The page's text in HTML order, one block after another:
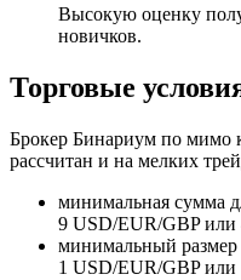
Высокую оценку
новичков.
Торговые
Брокер Бинариум по мимо
рассчитан и на мелких
минимальная сумма
9 USD/EUR/GBP или
минимальный размер
1 USD/EUR/GBP или